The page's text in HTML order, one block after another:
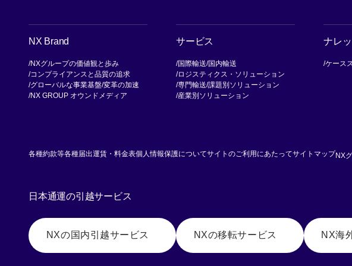
NX Brand
NXグループの価値観と歩み
コンプライアンスと品質の追求
グローバルな事業基盤 変革の加速
NX GROUP オウンドメディア
サービス
国際輸送 国内輸送
ロジスティクス・ソリューション
専門輸送 課題別ソリューション
産業別ソリューション
ナレ
ケース
各種約款等各種届出運賃・料金表個人情報保護についてサイトのご利用にあたってサイトマップNX
日本通運の引越サービス
NXの国内引越サービス [別ウィンドウで開く]
NXの移転サービス [別ウィンドウ
NX海